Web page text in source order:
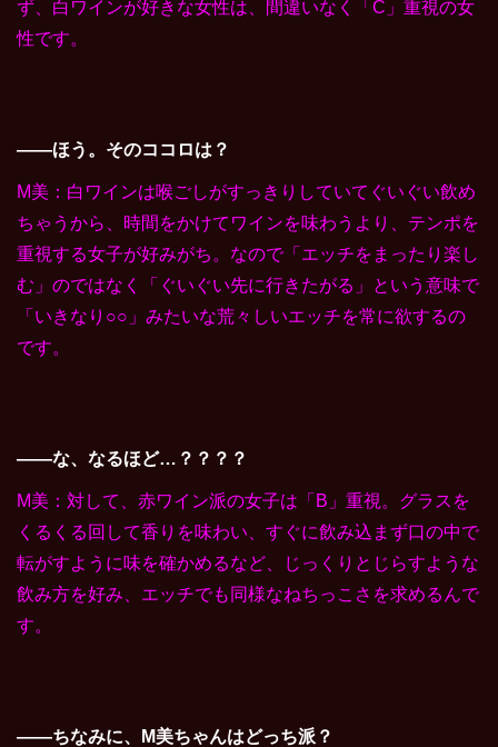
ず、白ワインが好きな女性は、間違いなく「C」重視の女
性です。
――ほう。そのココロは？
M美：白ワインは喉ごしがすっきりしていてぐいぐい飲め
ちゃうから、時間をかけてワインを味わうより、テンポを
重視する女子が好みがち。なので「エッチをまったり楽し
む」のではなく「ぐいぐい先に行きたがる」という意味で
「いきなり○○」みたいな荒々しいエッチを常に欲するの
です。
――な、なるほど…？？？？
M美：対して、赤ワイン派の女子は「B」重視。グラスを
くるくる回して香りを味わい、すぐに飲み込まず口の中で
転がすように味を確かめるなど、じっくりとじらすような
飲み方を好み、エッチでも同様なねちっこさを求めるんで
す。
――ちなみに、M美ちゃんはどっち派？